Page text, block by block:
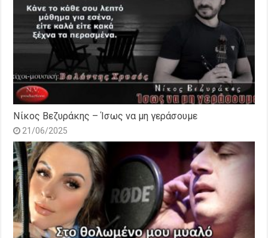
Νίκος Βεζυράκης – Ίσως να μη γεράσουμε
21/06/2025